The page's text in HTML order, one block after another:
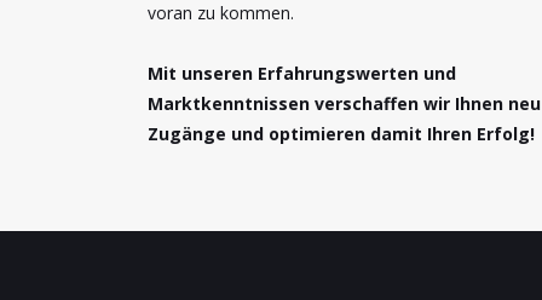
voran zu kommen.
Mit unseren Erfahrungswerten und
Marktkenntnissen verschaffen wir Ihnen
Zugänge und optimieren damit Ihren Erfolg!